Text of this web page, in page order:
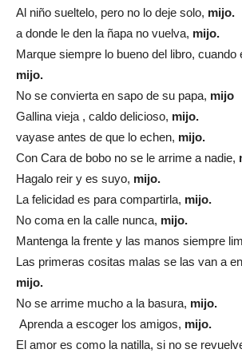
Al niño sueltelo, pero no lo deje solo, mijo.
a donde le den la ñapa no vuelva, mijo.
Marque siempre lo bueno del libro, cuando
mijo.
No se convierta en sapo de su papa, mijo
Gallina vieja , caldo delicioso, mijo.
vayase antes de que lo echen, mijo.
Con Cara de bobo no se le arrime a nadie,
Hagalo reir y es suyo, mijo.
La felicidad es para compartirla, mijo.
No coma en la calle nunca, mijo.
Mantenga la frente y las manos siempre
Las primeras cositas malas se las van a
mijo.
No se arrime mucho a la basura, mijo.
Aprenda a escoger los amigos, mijo.
El amor es como la natilla, si no se